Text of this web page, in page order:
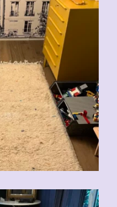
310.00